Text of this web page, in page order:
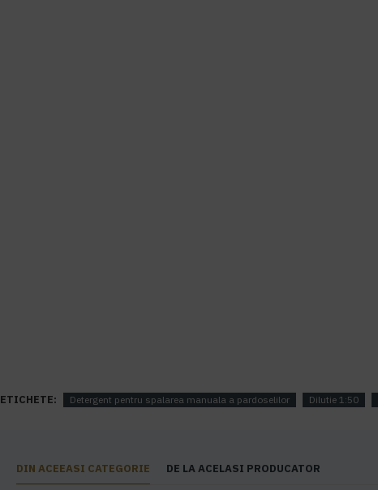
ETICHETE: Detergent pentru spalarea manuala a pardoselilor Dilutie 1:50
DIN ACEEASI CATEGORIE DE LA ACELASI PRODUCATOR